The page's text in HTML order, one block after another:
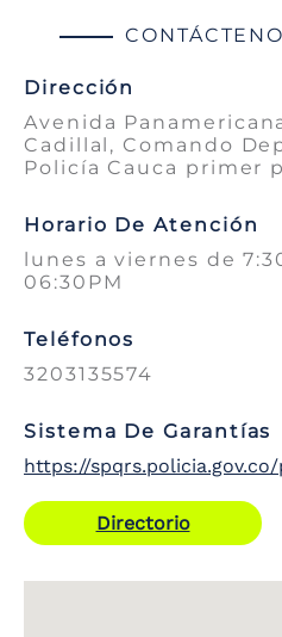
Dirección
Avenida
Cadillal, Comando
Policía Cauca primer
Horario De Atención
lunes a viernes de
06:30PM
Teléfonos
3203135574
Sistema De Garantías
https://
Directorio